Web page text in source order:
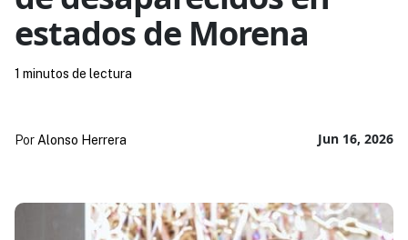
estados de Morena
Jun 16, 2026
Por Alonso Herrera
1 minutos de lectura